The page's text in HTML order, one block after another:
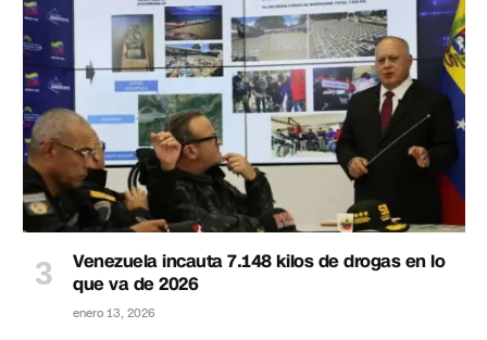
Venezuela incauta 7.148 kilos de drogas en lo
que va de 2026
enero 13, 2026